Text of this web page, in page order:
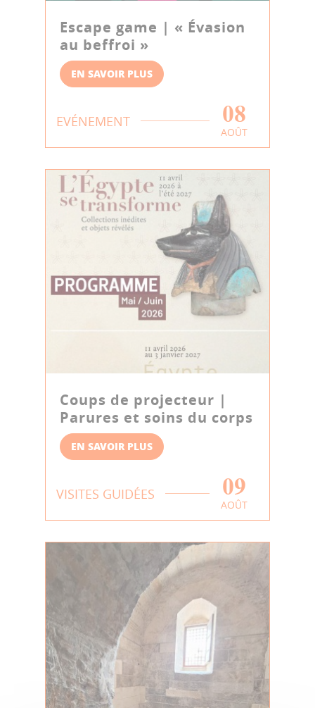
Escape game | « Évasion
au beffroi »
EN SAVOIR PLUS
EVÉNEMENT 08
AOÛT
Coups de projecteur |
Parures et soins du corps
EN SAVOIR PLUS
VISITES GUIDÉES 09
AOÛT